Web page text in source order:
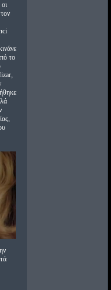
το